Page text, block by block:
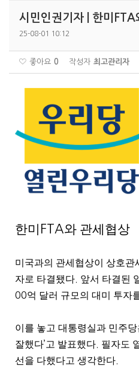
시민인권기자 | 한미FTA
25-08-01 10:12
좋아요 0 작성자 최고관리자
한미 FTA와 관세협상
미국과의 관세협상이 상호관
자로 타결됐다 앞서 타결된
00억 달러 규모의 대미 투자
이를 놓고 대통령실과 민주당
잘했다’고 발표했다 필자도
선을 다했다고 생각한다